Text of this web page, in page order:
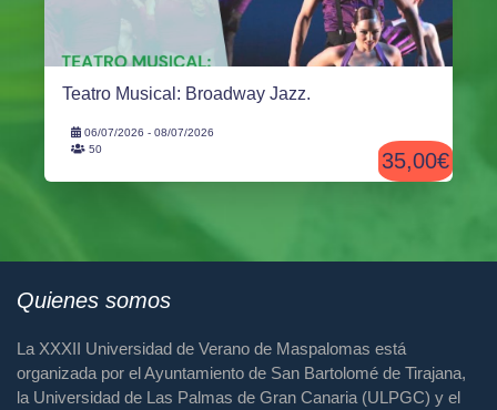
Teatro Musical: Broadway Jazz.
06/07/2026 - 08/07/2026
50
35,00€
Quienes somos
La XXXII Universidad de Verano de Maspalomas está
organizada por el Ayuntamiento de San Bartolomé de Tirajana,
la Universidad de Las Palmas de Gran Canaria (ULPGC) y el